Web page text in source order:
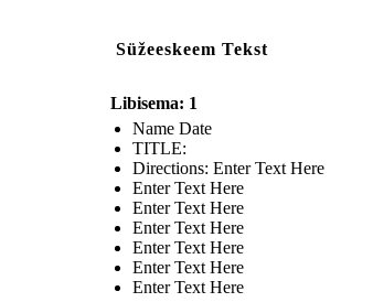
Süžeeskeem Tekst
Libisema: 1
Name Date
TITLE :
Directions: Enter Text Here
Enter Text Here
Enter Text Here
Enter Text Here
Enter Text Here
Enter Text Here
Enter Text Here